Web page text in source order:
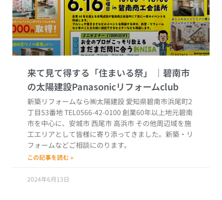
来て見て得する「住まいる祭」
新築リフォームなら㈱太陽建設 愛知県碧南市浜尾町2
丁目53番地 TEL0566-42-0100 創業60年以上地元碧南
市を中心に、安城市 西尾市 高浜市 その他周辺域を施
工エリアとして皆様に寄り添ってきました。新築・リ
フォームなどご相談にのります。
この記事を読む »
2024年6月13日